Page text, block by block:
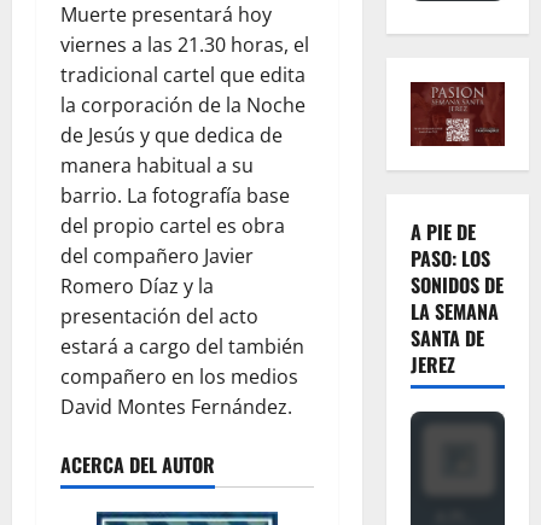
Muerte presentará hoy
viernes a las 21.30 horas, el
tradicional cartel que edita
la corporación de la Noche
de Jesús y que dedica de
manera habitual a su
barrio. La fotografía base
del propio cartel es obra
del compañero Javier
Romero Díaz y la
presentación del acto
estará a cargo del también
compañero en los medios
David Montes Fernández.
ACERCA DEL AUTOR
A PIE DE
PASO: LOS
SONIDOS DE
LA SEMANA
SANTA DE
JEREZ